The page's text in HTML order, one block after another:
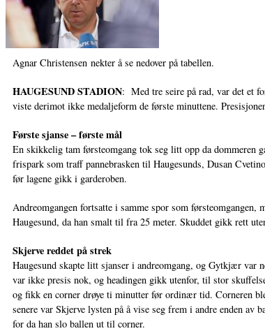
Agnar Christensen nekter å se nedover på tabellen.
HAUGESUND STADION: Med tre seire på rad, var det et
viste derimot ikke medaljeform de første minuttene.
Første sjanse – første mål
En skikkelig tam førsteomgang tok seg litt opp da dommeren
frispark som traff pannebrasken til Haugesunds, Dusan
før lagene gikk i garderoben.
Andreomgangen fortsatte i samme spor som
Haugesund, da han smalt til fra 25 meter. Skuddet gikk rett
Skjerve reddet på strek
Haugesund skapte litt sjanser i andreomgang, og Gytkjær
var ikke presis nok, og headingen gikk utenfor, til stor
og fikk en corner drøye ti minutter før ordinær tid. Corneren
senere var Skjerve lysten på å vise seg frem i andre enden av
for da han slo ballen ut til corner.